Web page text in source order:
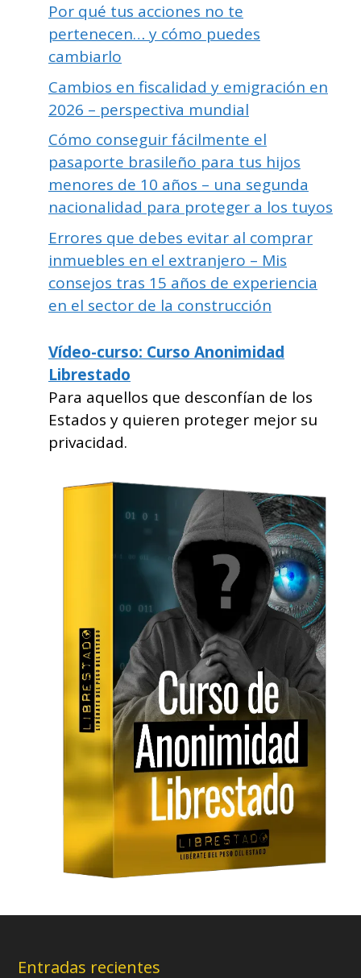
Por qué tus acciones no te
pertenecen… y cómo puedes
cambiarlo
Cambios en fiscalidad y emigración en
2026 – perspectiva mundial
Cómo conseguir fácilmente el
pasaporte brasileño para tus hijos
menores de 10 años – una segunda
nacionalidad para proteger a los tuyos
Errores que debes evitar al comprar
inmuebles en el extranjero – Mis
consejos tras 15 años de experiencia
en el sector de la construcción
Vídeo-curso: Curso Anonimidad
Librestado
Para aquellos que desconfían de los
Estados y quieren proteger mejor su
privacidad.
Entradas recientes